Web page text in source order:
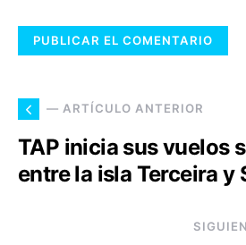
— ARTÍCULO ANTERIOR
TAP inicia sus vuelos
entre la isla Terceira y